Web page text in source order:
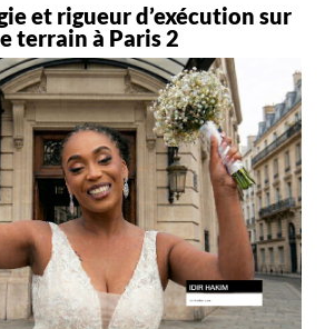
et rigueur d’exécution sur
terrain à Paris 2